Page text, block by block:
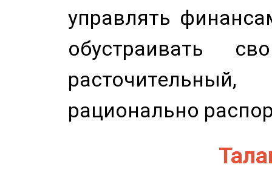
управлять
обустраивать
рационально